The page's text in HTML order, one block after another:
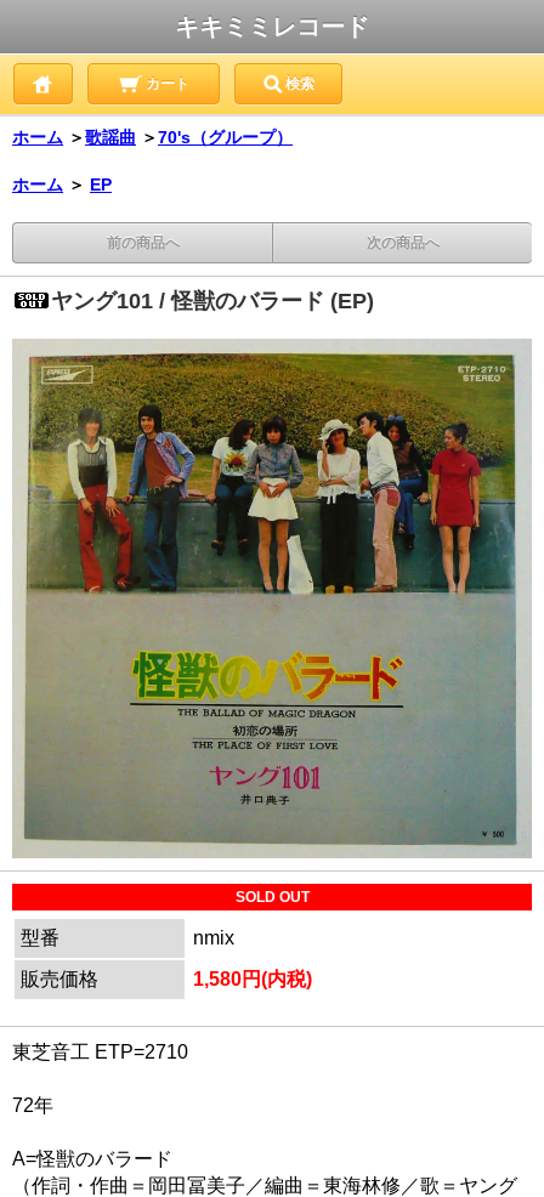
キキミミレコード
カート 検索
ホーム ＞歌謡曲 ＞70's（グループ）
ホーム ＞ EP
前の商品へ 次の商品へ
ヤング101 / 怪獣のバラード (EP)
SOLD OUT
型番
nmix
販売価格
1,580円(内税)
東芝音工 ETP=2710
72年
A=怪獣のバラード
（作詞・作曲＝岡田冨美子／編曲＝東海林修／歌＝ヤング